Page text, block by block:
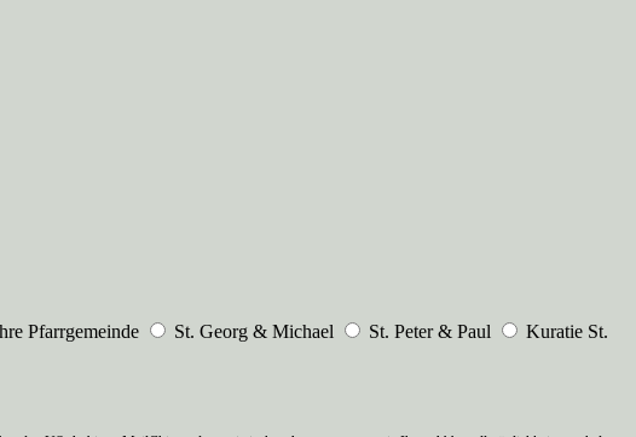
Pfarrgemeinde St. Georg & Michael St. Peter & Paul
Kuratie St.